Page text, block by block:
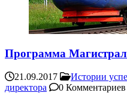
Программа
21.09.2017 Истории
директора
0 Комментариев